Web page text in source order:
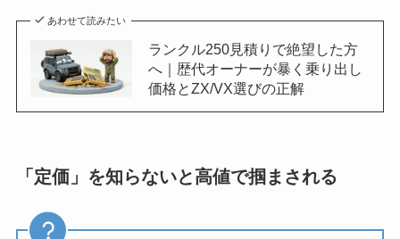
あわせて読みたい
ランクル250見積りで絶望した方
へ｜歴代オーナーが暴く乗り出し
価格とZX/VX選びの正解
「定価」を知らないと高値で掴まされる